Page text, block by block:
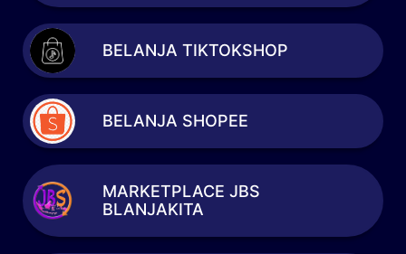
BELANJA TIKTOKSHOP
BELANJA SHOPEE
MARKETPLACE JBS
BLANJAKITA